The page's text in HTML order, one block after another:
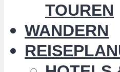
TOUREN
WANDERN